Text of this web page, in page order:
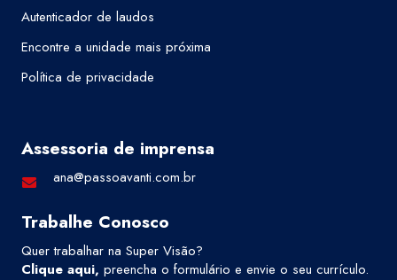
Autenticador de laudos
Encontre a unidade mais próxima
Política de privacidade
Assessoria de imprensa
ana@passoavanti.com.br
Trabalhe Conosco
Quer trabalhar na Super Visão?
Clique aqui, preencha o formulário e envie o seu currículo.